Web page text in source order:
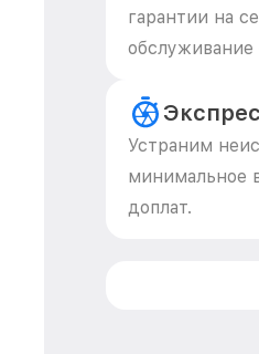
гарантии на
обслуживание
Устраним
минимальное
доплат.